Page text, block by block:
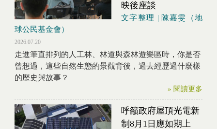
映後座談
文字整理 | 陳嘉雯（地
球公民基金會）
2026.07.20
走進筆直排列的人工林、林道與森林遊樂區時，你是否
曾想過，這些自然生態的景觀背後，過去經歷過什麼樣
的歷史與故事？
» 閱讀更多
呼籲政府屋頂光電新
制8月1日應如期上